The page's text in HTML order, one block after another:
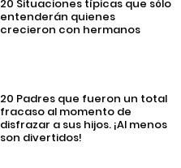
20 Situaciones típicas que sólo
entenderán quienes
crecieron con hermanos
20 Padres que fueron un total
fracaso al momento de
disfrazar a sus hijos. ¡Al menos
son divertidos!